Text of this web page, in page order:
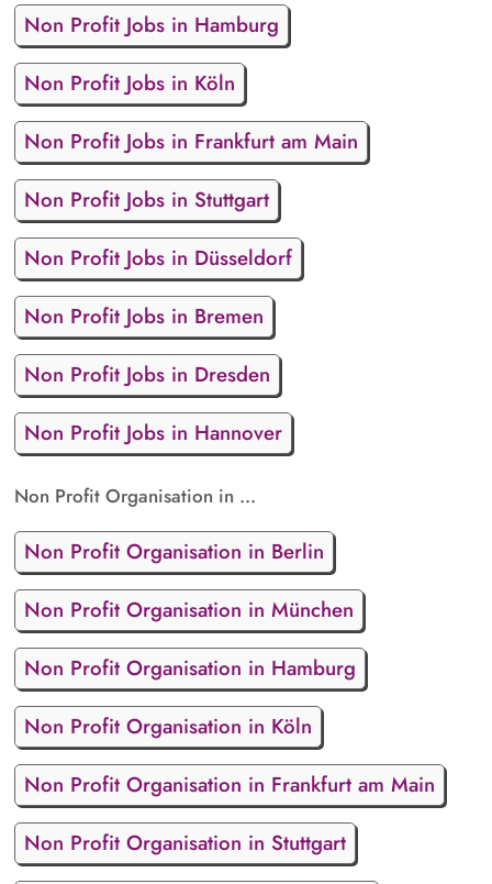
Non Profit Jobs in Hamburg
Non Profit Jobs in Köln
Non Profit Jobs in Frankfurt am Main
Non Profit Jobs in Stuttgart
Non Profit Jobs in Düsseldorf
Non Profit Jobs in Bremen
Non Profit Jobs in Dresden
Non Profit Jobs in Hannover
Non Profit Organisation in ...
Non Profit Organisation in Berlin
Non Profit Organisation in München
Non Profit Organisation in Hamburg
Non Profit Organisation in Köln
Non Profit Organisation in Frankfurt am Main
Non Profit Organisation in Stuttgart